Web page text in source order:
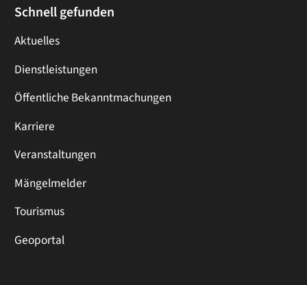
Schnell gefunden
Aktuelles
Dienstleistungen
Öffentliche Bekanntmachungen
Karriere
Veranstaltungen
Mängelmelder
Tourismus
Geoportal